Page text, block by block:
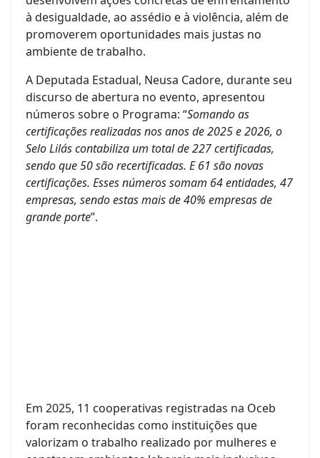
à desigualdade, ao assédio e à violência, além de
promoverem oportunidades mais justas no
ambiente de trabalho.
A Deputada Estadual, Neusa Cadore, durante seu
discurso de abertura no evento, apresentou
números sobre o Programa: “Somando as
certificações realizadas nos anos de 2025 e 2026, o
Selo Lilás contabiliza um total de 227 certificadas,
sendo que 50 são recertificadas. E 61 são novas
certificações. Esses números somam 64 entidades, 47
empresas, sendo estas mais de 40% empresas de
grande porte”.
Em 2025, 11 cooperativas registradas na Oceb
foram reconhecidas como instituições que
valorizam o trabalho realizado por mulheres e